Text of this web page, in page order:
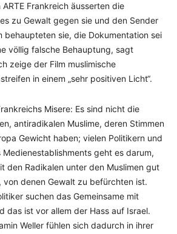
Frankreich äusserten die
zu Gewalt gegen sie und den Sender
behaupteten sie, die Dokumentation sei
völlig falsche Behauptung, sagt
zeige der Film muslimische
in einem „sehr positiven Licht“.
Misere: Es sind nicht die
antiradikalen Muslime, deren Stimmen
Gewicht haben; vielen Politikern und
geht es darum,
den Radikalen unter den Muslimen gut
von denen Gewalt zu befürchten ist.
suchen das Gemeinsame mit
das ist vor allem der Hass auf Israel.
Weller fühlen sich dadurch in ihrer